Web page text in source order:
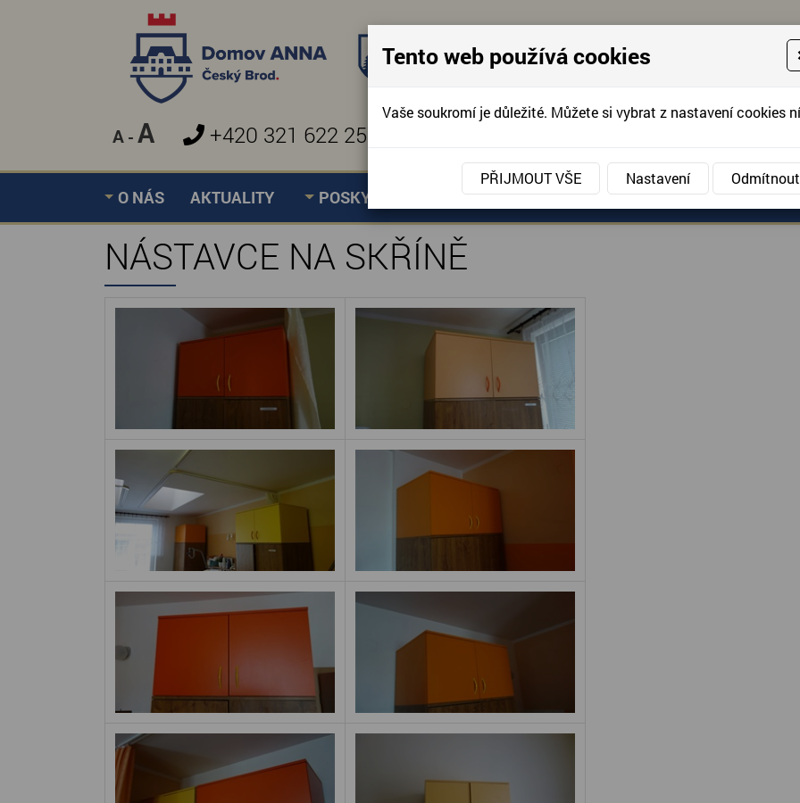
A - A +420 321 622 257 KONTAKTUJTE
O NÁS AKTUALITY POSKYTOVANÉ SLUŽBY AKCE, FOTOGRAFIE
Úvodní stránka » NÁSTAVCE NA SKŘÍNĚ
NÁSTAVCE NA SKŘÍNĚ
Tento web používá cookies
Vaše soukromí je důležité. Můžete si vybrat z nastavení cookies
PŘIJMOUT VŠE Nastavení Odmítnout